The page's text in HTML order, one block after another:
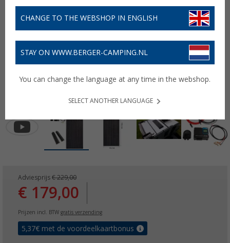
Adviesprijs € 229,00
€ 179,00
Prijzen incl. BTW gratis verzending
5,37€ met de voordeelkaartbonus
CHANGE TO THE WEBSHOP IN ENGLISH
STAY ON WWW.BERGER-CAMPING.NL
You can change the language at any time in the webshop.
SELECT ANOTHER LANGUAGE